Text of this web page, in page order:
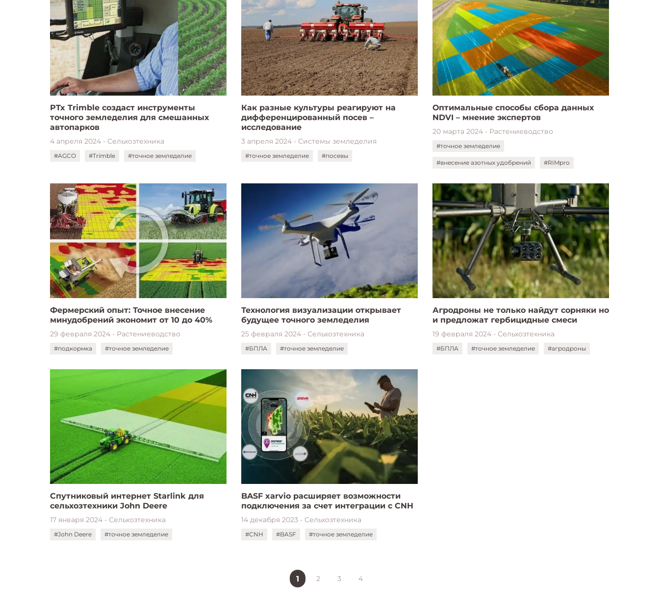
PTx Trimble создаст инструменты
точного земледелия для смешанных
автопарков
4 апреля 2024 - Сельхозтехника
#AGCO #Trimble #точное земледелие
Как разные культуры реагируют на
дифференцированный посев –
исследование
3 апреля 2024 - Системы земледелия
#точное земледелие #посевы
Оптимальные способы сбора данных
NDVI – мнение экспертов
20 марта 2024 - Растениеводство
#точное земледелие
#внесение азотных удобрений #RIMpro
Фермерский опыт: Точное внесение
минудобрений экономит от 10 до 40%
29 февраля 2024 - Растениеводство
#подкормка #точное земледелие
Технология визуализации открывает
будущее точного земледелия
25 февраля 2024 - Сельхозтехника
#БПЛА #точное земледелие
Агродроны не только найдут сорняки но
и предложат гербицидные смеси
19 февраля 2024 - Сельхозтехника
#БПЛА #точное земледелие #агродроны
Спутниковый интернет Starlink для
сельхозтехники John Deere
17 января 2024 - Сельхозтехника
#John Deere #точное земледелие
BASF xarvio расширяет возможности
подключения за счет интеграции с CNH
14 декабря 2023 - Сельхозтехника
#CNH #BASF #точное земледелие
1 2 3 4